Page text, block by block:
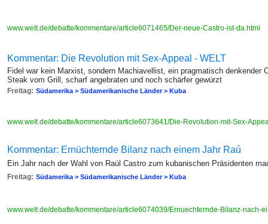
www.welt.de/debatte/kommentare/article6071465/Der-neue-Castro-ist-da.html
Kommentar: Die Revolution mit Sex-Appeal - WELT
Fidel war kein Marxist, sondern Machiavellist, ein pragmatisch denkender
Steak vom Grill, scharf angebraten und noch schärfer gewürzt
Freitag: Südamerika > Südamerikanische Länder > Kuba
www.welt.de/debatte/kommentare/article6073641/Die-Revolution-mit-Sex-
Kommentar: Ernüchternde Bilanz nach einem Jahr Raú
Ein Jahr nach der Wahl von Raúl Castro zum kubanischen Präsidenten
Freitag: Südamerika > Südamerikanische Länder > Kuba
www.welt.de/debatte/kommentare/article6074039/Ernuechternde-Bilanz-nach-